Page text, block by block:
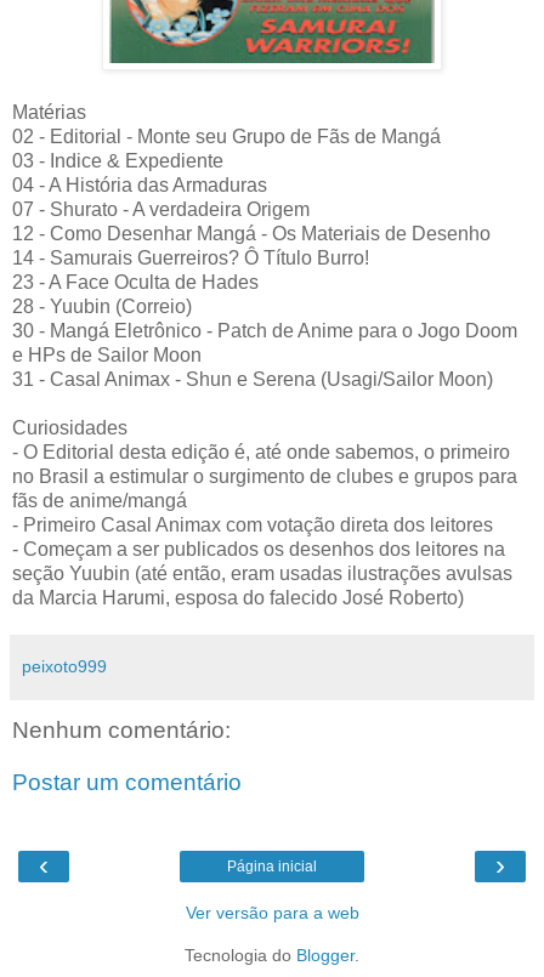
Matérias
02 - Editorial - Monte seu Grupo de Fãs de Mangá
03 - Indice & Expediente
04 - A História das Armaduras
07 - Shurato - A verdadeira Origem
12 - Como Desenhar Mangá - Os Materiais de Desenho
14 - Samurais Guerreiros? Ô Título Burro!
23 - A Face Oculta de Hades
28 - Yuubin (Correio)
30 - Mangá Eletrônico - Patch de Anime para o Jogo Doom
e HPs de Sailor Moon
31 - Casal Animax - Shun e Serena (Usagi/Sailor Moon)
Curiosidades
- O Editorial desta edição é, até onde sabemos, o primeiro
no Brasil a estimular o surgimento de clubes e grupos para
fãs de anime/mangá
- Primeiro Casal Animax com votação direta dos leitores
- Começam a ser publicados os desenhos dos leitores na
seção Yuubin (até então, eram usadas ilustrações avulsas
da Marcia Harumi, esposa do falecido José Roberto)
peixoto999
Nenhum comentário:
Postar um comentário
‹ ›
Página inicial
Ver versão para a web
Tecnologia do Blogger.